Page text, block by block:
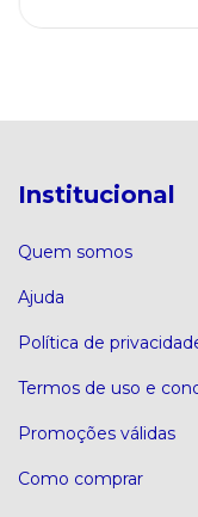
Institucional
Quem somos
Ajuda
Política de
Termos de uso e
Promoções válidas
Como comprar